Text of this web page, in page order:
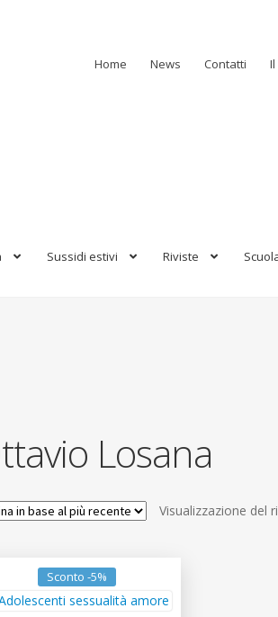
Home News Contatti
Sussidi estivi Riviste
Losana
Visualizzazione del
Sconto -5%